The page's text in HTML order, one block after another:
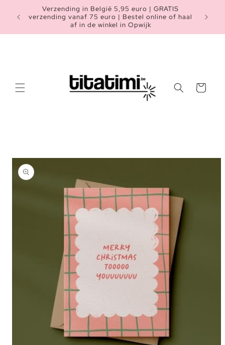
naar de
content
Verzending in België 5,95 euro | GRATIS
verzending vanaf 75 euro | Bestel online of haal
af in de winkel in Opwijk
Heb je
Winkelwagen
direct naar